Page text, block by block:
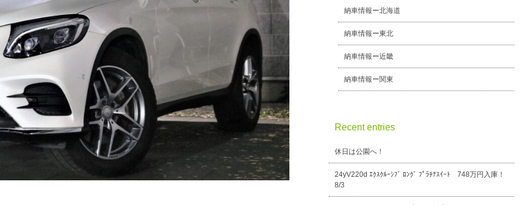
納車情報ー北海道
納車情報ー東北
納車情報ー近畿
納車情報ー関東
Recent entries
休日は公園へ！
24yV220d ｴｸｽｸﾙｰｼﾌﾞ ﾛﾝｸﾞ ﾌﾟﾗﾁﾅｽｲｰﾄ 748万円入庫！
8/3